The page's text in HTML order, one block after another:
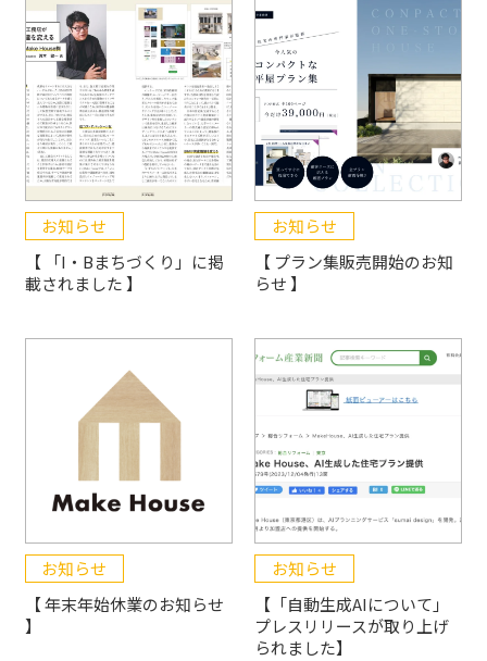
お知らせ
【 「I・Bまちづくり」に掲
載されました 】
お知らせ
【 プラン集販売開始のお知
らせ 】
お知らせ
【 年末年始休業のお知らせ
】
お知らせ
【「自動生成AIについて」
プレスリリースが取り上げ
られました】